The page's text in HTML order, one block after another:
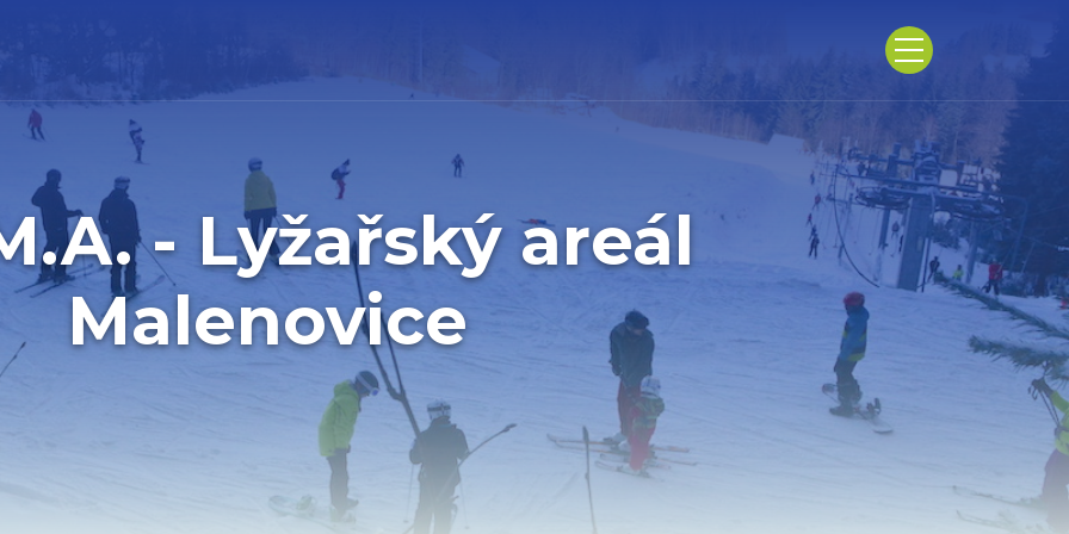
- Lyžařský areál
Malenovice